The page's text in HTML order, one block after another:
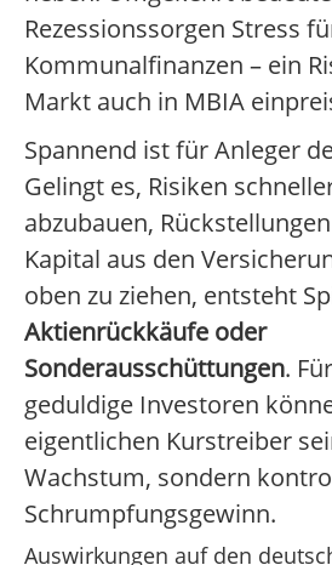
Rezessionssorgen Stress
Kommunalfinanzen – ein
Markt auch in MBIA
Spannend ist für Anleger
Gelingt es, Risiken
abzubauen,
Kapital aus den
oben zu ziehen, entsteht
Aktienrückkäufe oder
Sonderausschüttungen.
geduldige Investoren
eigentlichen Kurstreiber
Wachstum, sondern
Schrumpfungsgewinn.
Auswirkungen auf den